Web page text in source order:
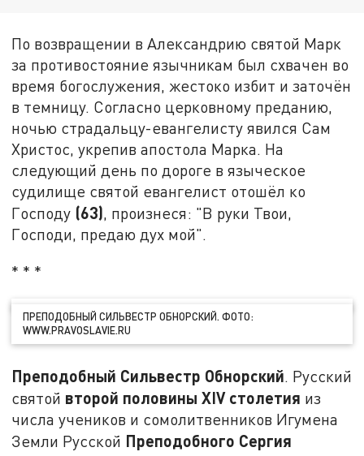
По возвращении в Александрию святой Марк
за противостояние язычникам был схвачен во
время богослужения, жестоко избит и заточён
в темницу. Согласно церковному преданию,
ночью страдальцу-евангелисту явился Сам
Христос, укрепив апостола Марка. На
следующий день по дороге в языческое
судилище святой евангелист отошёл ко
Господу (63), произнеся: "В руки Твои,
Господи, предаю дух мой".
* * *
ПРЕПОДОБНЫЙ СИЛЬВЕСТР ОБНОРСКИЙ. ФОТО:
WWW.PRAVOSLAVIE.RU
Преподобный Сильвестр Обнорский. Русский
святой второй половины XIV столетия из
числа учеников и сомолитвенников Игумена
Земли Русской Преподобного Сергия